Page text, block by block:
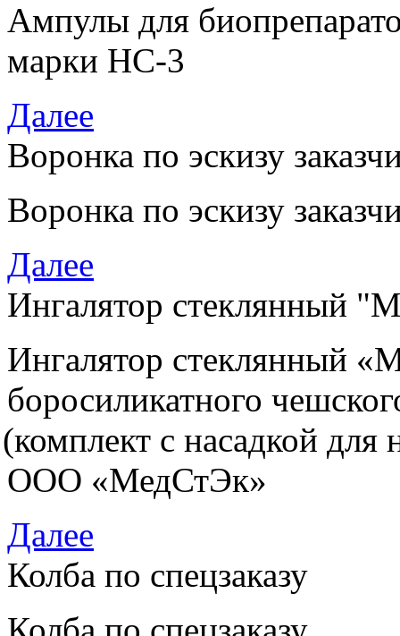
Ампулы для
марки НС-3
Далее
Воронка по эскизу
Воронка по эскизу
Далее
Ингалятор стеклянный
Ингалятор стеклянный «
боросиликатного
(комплект с насадкой
ООО «МедСтЭк»
Далее
Колба по спецзаказу